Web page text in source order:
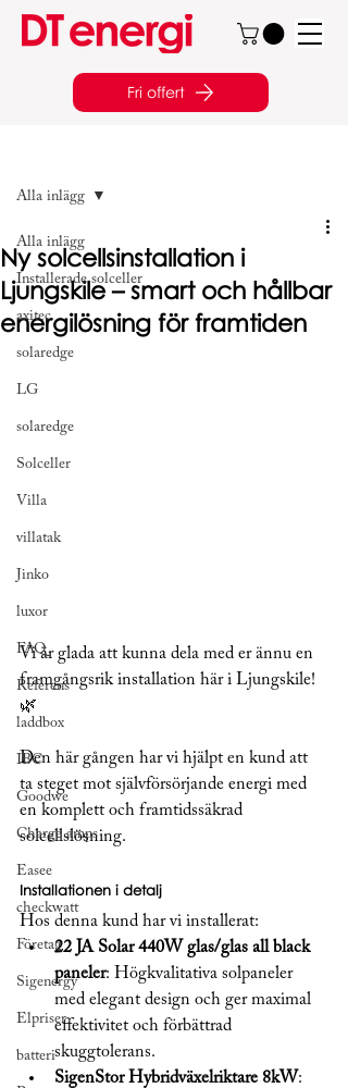
Fri offert
Alla inlägg
Installerade solceller
axitec
solaredge
LG
solaredge
Solceller
Villa
villatak
Jinko
luxor
FAQ
Referens
laddbox
IBC
Goodwe
Charge amps
Easee
checkwatt
Företag
Sigenergy
Elpriser
batteri
Alla inlägg
Ny solcellsinstallation i
Ljungskile – smart och hållbar
energilösning för framtiden
Vi är glada att kunna dela med er ännu en
framgångsrik installation här i Ljungskile!
🌿
Den här gången har vi hjälpt en kund att
ta steget mot självförsörjande energi med
en komplett och framtidssäkrad
solcellslösning.
Installationen i detalj
Hos denna kund har vi installerat:
22 JA Solar 440W glas/glas all black
paneler: Högkvalitativa solpaneler
med elegant design och ger maximal
effektivitet och förbättrad
skuggtolerans.
SigenStor Hybridväxelriktare 8kW: